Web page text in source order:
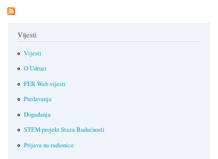
Vijesti
Vijesti
O Udruzi
FER Web vijesti
Predavanja
Događanja
STEM projekt Staza Budućnosti
Prijava na radionice